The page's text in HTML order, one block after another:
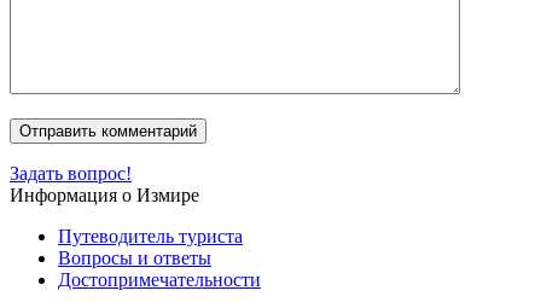
Задать вопрос!
Информация о Измире
Путеводитель туриста
Вопросы и ответы
Достопримечательности